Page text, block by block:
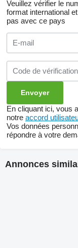
Veuillez vérifier le
format international
pas avec ce pays
En cliquant ici, vous
notre accord
Vos données
répondre à votre
Annonces